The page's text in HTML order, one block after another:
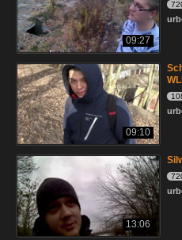
09:27
09:10
13:06